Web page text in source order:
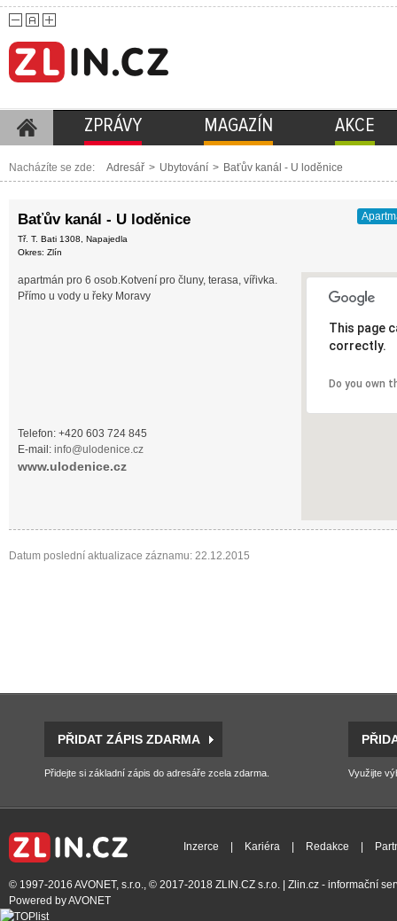
ZPRÁVY MAGAZÍN AKCE
Nacházíte se zde: Adresář > Ubytování > Baťův kanál - U loděnice
Baťův kanál - U loděnice
Tř. T. Bati 1308, Napajedla
Okres: Zlín
apartmán pro 6 osob.Kotvení pro čluny, terasa, vířivka.
Přímo u vody u řeky Moravy
Telefon: +420 603 724 845
E-mail: info@ulodenice.cz
www.ulodenice.cz
This page
correctly.
Do you own
Datum poslední aktualizace záznamu: 22.12.2015
PŘIDAT ZÁPIS ZDARMA
Přidejte si základní zápis do adresáře zcela zdarma. Využijte
Inzerce Kariéra Redakce
© 1997-2016 AVONET, s.r.o., © 2017-2018 ZLIN.CZ s.r.o. | Zlin.cz - informační
Powered byAVONET